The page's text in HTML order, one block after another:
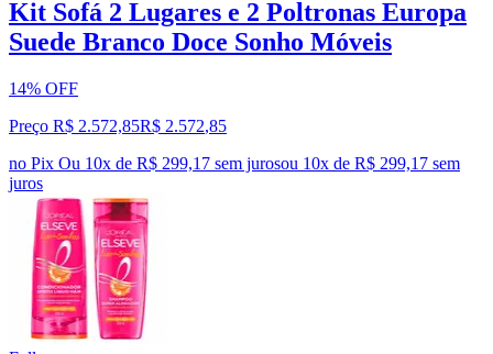
Kit Sofá 2 Lugares e 2 Poltronas Europa
Suede Branco Doce Sonho Móveis
14% OFF
Preço R$ 2.572,85R$ 2.572,85
no Pix Ou 10x de R$ 299,17 sem jurosou 10x de R$ 299,17 sem
juros